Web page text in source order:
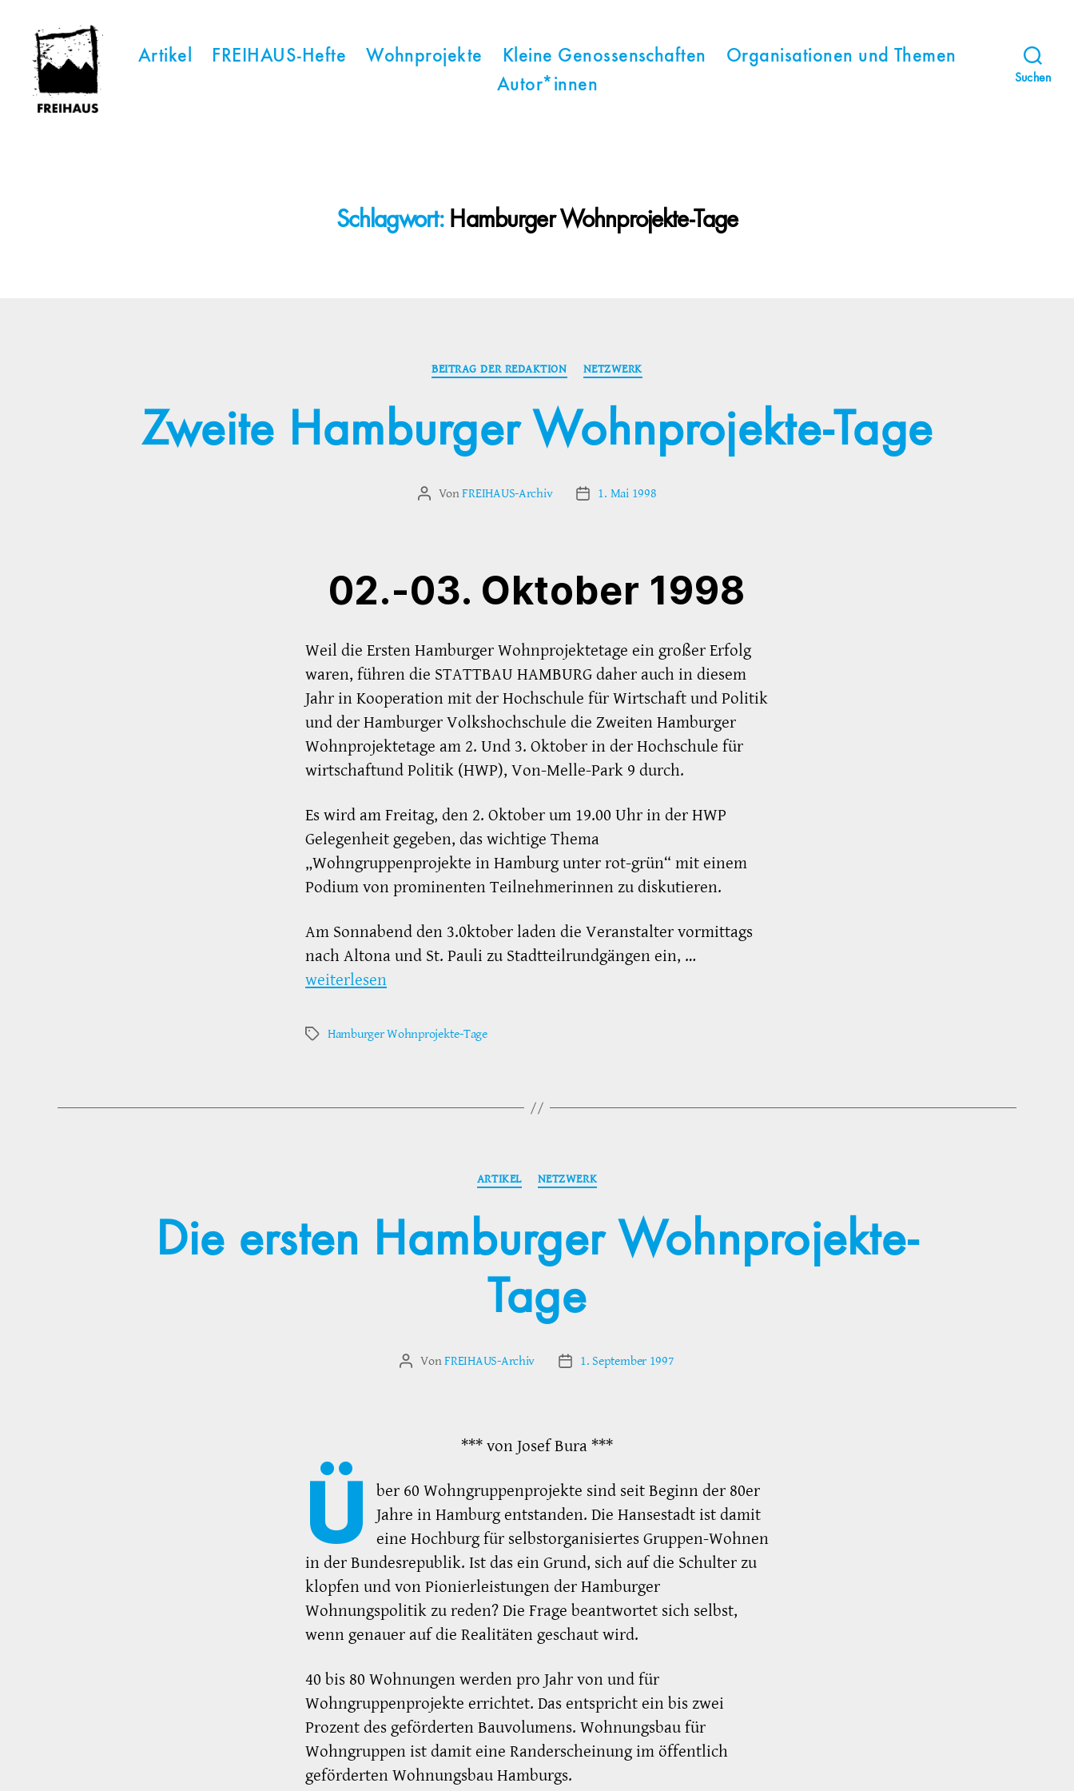
Artikel FREIHAUS-Hefte Wohnprojekte Kleine Genossenschaften
Organisationen und Themen
Autor*innen
Suchen
Schlagwort: Hamburger Wohnprojekte-Tage
Kategorien
BEITRAG DER REDAKTION NETZWERK
Zweite Hamburger Wohnprojekte-Tage
Beitragsautor
VonFREIHAUS-Archiv Veröffentlichungsdatum
1. Mai 1998
02.-03. Oktober 1998
Weil die Ersten Hamburger Wohnprojektetage ein großer Erfolg
waren, führen die STATTBAU HAMBURG daher auch in diesem
Jahr in Kooperation mit der Hochschule für Wirtschaft und Politik
und der Hamburger Volkshochschule die Zweiten Hamburger
Wohnprojektetage am 2. Und 3. Oktober in der Hochschule für
wirtschaftund Politik (HWP), Von-Melle-Park 9 durch.
Es wird am Freitag, den 2. Oktober um 19.00 Uhr in der HWP
Gelegenheit gegeben, das wichtige Thema
„Wohngruppenprojekte in Hamburg unter rot-grün“ mit einem
Podium von prominenten Teilnehmerinnen zu diskutieren.
Am Sonnabend den 3.0ktober laden die Veranstalter vormittags
nach Altona und St. Pauli zu Stadtteilrundgängen ein, …
weiterlesen
Schlagwörter
Hamburger Wohnprojekte-Tage
Kategorien
ARTIKEL NETZWERK
Die ersten Hamburger Wohnprojekte-
Tage
Beitragsautor
VonFREIHAUS-Archiv Veröffentlichungsdatum
1. September 1997
*** von Josef Bura ***
Ü
ber 60 Wohngruppenprojekte sind seit Beginn der 80er
Jahre in Hamburg entstanden. Die Hansestadt ist damit
eine Hochburg für selbstorganisiertes Gruppen-Wohnen
in der Bundesrepublik. Ist das ein Grund, sich auf die Schulter zu
klopfen und von Pionierleistungen der Hamburger
Wohnungspolitik zu reden? Die Frage beantwortet sich selbst,
wenn genauer auf die Realitäten geschaut wird.
40 bis 80 Wohnungen werden pro Jahr von und für
Wohngruppenprojekte errichtet. Das entspricht ein bis zwei
Prozent des geförderten Bauvolumens. Wohnungsbau für
Wohngruppen ist damit eine Randerscheinung im öffentlich
geförderten Wohnungsbau Hamburgs.